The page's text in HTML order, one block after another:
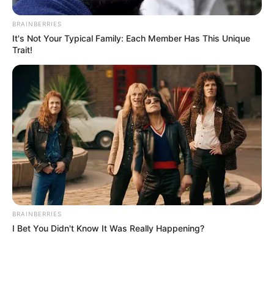
ΤΑΥΤΟΤΗΤΑ ΚΑΙ ΕΠΙΚΟΙΝΩΝΙΑ ΟΡΟΙ ΧΡΗΣΗΣ
© 2025 EVIANEWS του Γιώργου Κουτσελίνη
BRAINBERRIES
It's Not Your Typical Family: Each Member Has This Unique
Trait!
BRAINBERRIES
I Bet You Didn't Know It Was Really Happening?